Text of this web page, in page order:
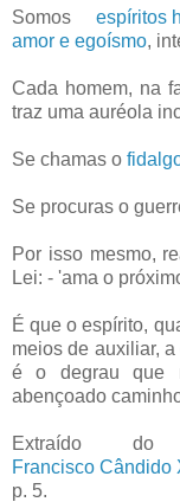
Somosespíritos
amor e egoísmo,
Cada homem, na
traz uma auréola
Se chamas o
Se procuras o
Por isso mesmo,
Lei: - 'ama o
É que o espírito,
meios de auxiliar,
é o degrau que
abençoado
Extraído
Francisco Cândido
p. 5.